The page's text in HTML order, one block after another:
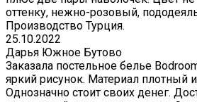
оттенку, нежно-розовый,
Производство Турция.
25.10.2022
Дарья Южное Бутово
Заказала постельное белье
яркий рисунок. Материал плотный
Однозначно стоит своих денег.